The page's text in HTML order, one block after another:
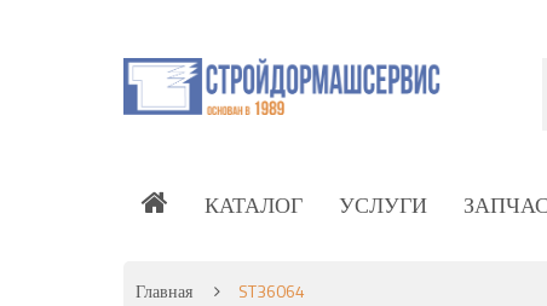
КАТАЛОГ УСЛУГИ
Главная ST36064